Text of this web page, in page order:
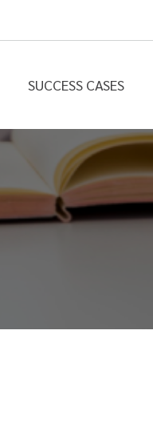
SUCCESS CASES